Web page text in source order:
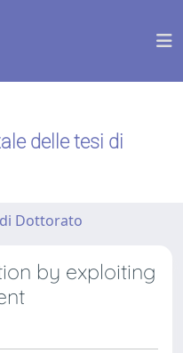
delle tesi di
Dottorato
by exploiting